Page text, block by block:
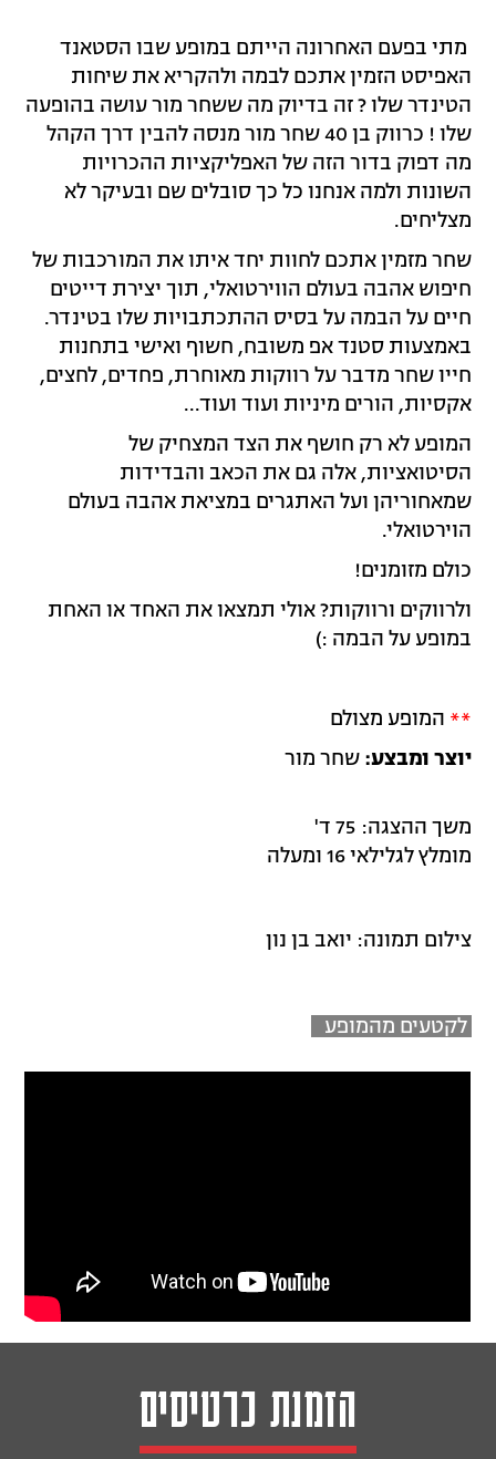
מתי בפעם האחרונה הייתם במופע שבו הסטאנד
האפיסט הזמין אתכם לבמה ולהקריא את שיחות
הטינדר שלו ? זה בדיוק מה ששחר מור עושה בהופעה
שלו ! כרווק בן 40 שחר מור מנסה להבין דרך הקהל
מה דפוק בדור הזה של האפליקציות ההכרויות
השונות ולמה אנחנו כל כך סובלים שם ובעיקר לא
מצליחים.
שחר מזמין אתכם לחוות יחד איתו את המורכבות של
חיפוש אהבה בעולם הווירטואלי, תוך יצירת דייטים
חיים על הבמה על בסיס ההתכתבויות שלו בטינדר.
באמצעות סטנד אפ משובח, חשוף ואישי בתחנות
חייו שחר מדבר על רווקות מאוחרת, פחדים, לחצים,
אקסיות, הורים מיניות ועוד ועוד...
המופע לא רק חושף את הצד המצחיק של
הסיטואציות, אלה גם את הכאב והבדידות
שמאחוריהן ועל האתגרים במציאת אהבה בעולם
הוירטואלי.
כולם מזומנים!
ולרווקים ורווקות? אולי תמצאו את האחד או האחת
במופע על הבמה :)
** המופע מצולם
יוצר ומבצע: שחר מור
משך ההצגה: 75 ד'
מומלץ לגלילאי 16 ומעלה
צילום תמונה: יואב בן נון
לקטעים מהמופע
הזמנת כרטיסים